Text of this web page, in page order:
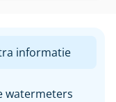
informatie
watermeters